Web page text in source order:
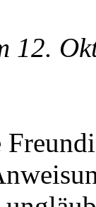
12.